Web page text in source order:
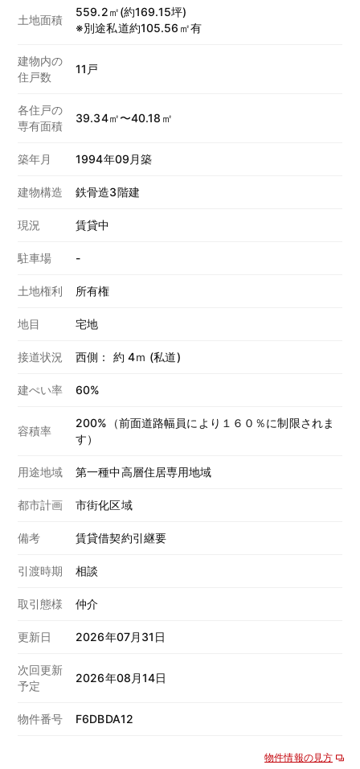
土地面積
559.2㎡(約169.15坪)
※別途私道約105.56㎡有
建物内の
住戸数
11戸
各住戸の
専有面積
39.34㎡〜40.18㎡
築年月 1994年09月築
建物構造 鉄骨造3階建
現況 賃貸中
駐車場 -
土地権利 所有権
地目 宅地
接道状況 西側： 約 4ｍ (私道)
建ぺい率 60%
容積率
200%（前面道路幅員により１６０％に制限されま
す）
用途地域 第一種中高層住居専用地域
都市計画 市街化区域
備考 賃貸借契約引継要
引渡時期 相談
取引態様 仲介
更新日 2026年07月31日
次回更新
予定
2026年08月14日
物件番号 F6DBDA12
物件情報の見方